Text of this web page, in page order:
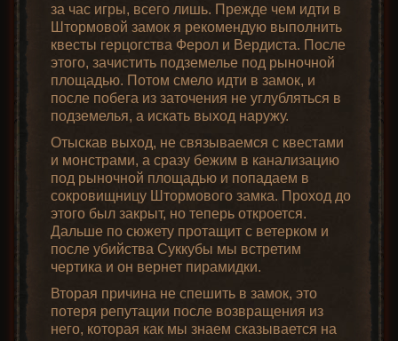
за час игры, всего лишь. Прежде чем идти в
Штормовой замок я рекомендую выполнить
квесты герцогства Ферол и Вердиста. После
этого, зачистить подземелье под рыночной
площадью. Потом смело идти в замок, и
после побега из заточения не углубляться в
подземелья, а искать выход наружу.
Отыскав выход, не связываемся с квестами
и монстрами, а сразу бежим в канализацию
под рыночной площадью и попадаем в
сокровищницу Штормового замка. Проход до
этого был закрыт, но теперь откроется.
Дальше по сюжету протащит с ветерком и
после убийства Суккубы мы встретим
чертика и он вернет пирамидки.
Вторая причина не спешить в замок, это
потеря репутации после возвращения из
него, которая как мы знаем сказывается на